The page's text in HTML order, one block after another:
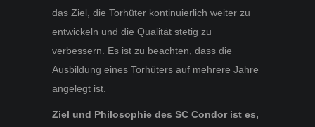
das Ziel, die Torhüter kontinuierlich weiter zu
entwickeln und die Qualität stetig zu
verbessern. Es ist zu beachten, dass die
Ausbildung eines Torhüters auf mehrere Jahre
angelegt ist.
Ziel und Philosophie des SC Condor ist es,